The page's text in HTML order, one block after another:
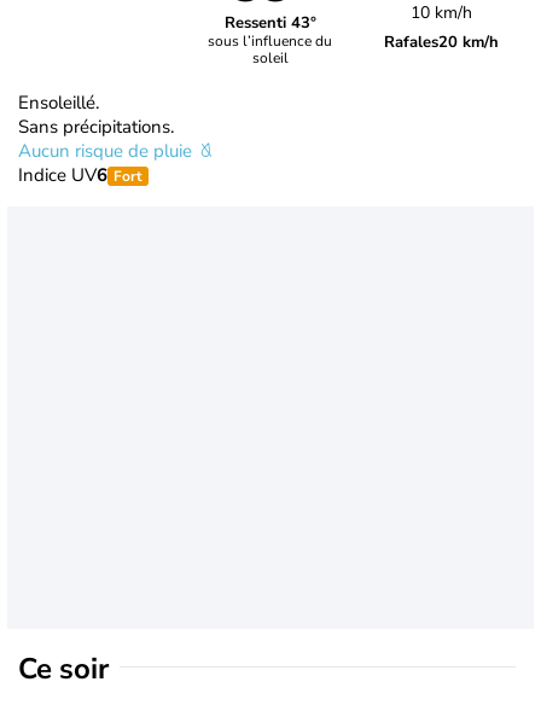
Ressenti 43°
sous l’influence du
soleil
10 km/h
Rafales20 km/h
Ensoleillé.
Sans précipitations.
Aucun risque de pluie
Indice UV6 Fort
Ce soir